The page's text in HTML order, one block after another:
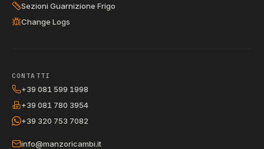
Sezioni Guarnizione Frigo
Change Logs
CONTATTI
+39 081 599 1998
+39 081 780 3954
+39 320 753 7082
info@manzoricambi.it